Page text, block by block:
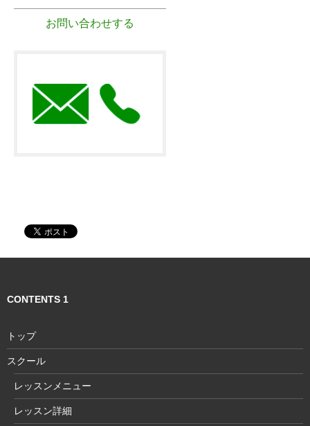
お問い合わせする
CONTENTS 1
トップ
スクール
レッスンメニュー
レッスン詳細